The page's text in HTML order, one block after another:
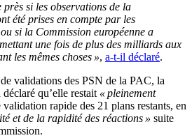
si les observations de la
été prises en compte par les
si la Commission européenne a
une fois de plus des milliards aux
les mêmes choses », a-t-il déclaré.
validations des PSN de la PAC, la
qu’elle restait « pleinement
validation rapide des 21 plans restants, en
et de la rapidité des réactions » suite